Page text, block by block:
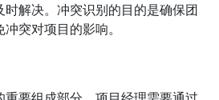
解决。冲突识别的目的是确保团
突对项目的影响。